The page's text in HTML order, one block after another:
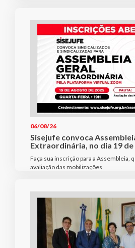
06/08/26
Sisejufe convoca
Extraordinária, no dia 19
Faça sua inscrição para a Assembleia,
avaliação das mobilizações